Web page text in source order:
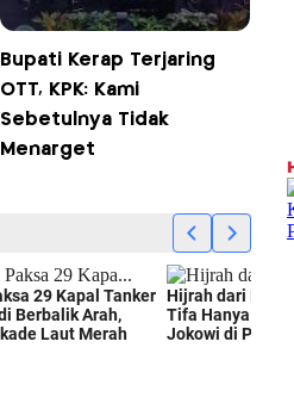
Bupati Kerap Terjaring
OTT, KPK: Kami
Sebetulnya Tidak
Menarget